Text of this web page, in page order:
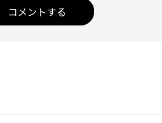
コメントする